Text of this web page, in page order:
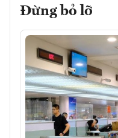
Đừng bỏ lỡ